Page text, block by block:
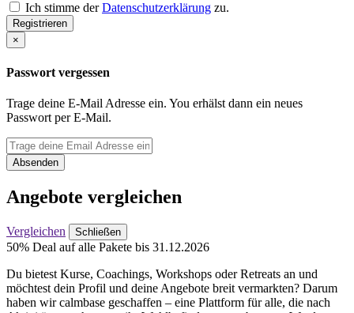
Ich stimme derDatenschutzerklärung zu.
Registrieren
×
Passwort vergessen
Trage deine E-Mail Adresse ein. You erhälst dann ein neues
Passwort per E-Mail.
Absenden
Angebote vergleichen
Vergleichen Schließen
50% Deal auf alle Pakete bis 31.12.2026
Du bietest Kurse, Coachings, Workshops oder Retreats an und
möchtest dein Profil und deine Angebote breit vermarkten? Darum
haben wir calmbase geschaffen – eine Plattform für alle, die nach